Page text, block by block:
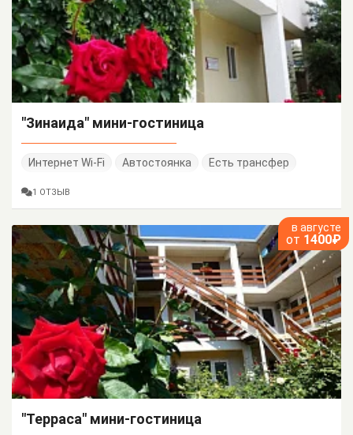
"Зинаида" мини-гостиница
Интернет Wi-Fi Автостоянка Есть трансфер
1 ОТЗЫВ
в августе
от 1400₽
"Терраса" мини-гостиница